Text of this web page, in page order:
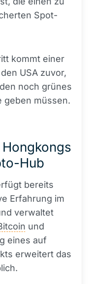
Spot-
kommt einer
USA zuvor,
noch grünes
geben müssen.
Hub
bereits
Erfahrung im
verwaltet
und
eines auf
erweitert das